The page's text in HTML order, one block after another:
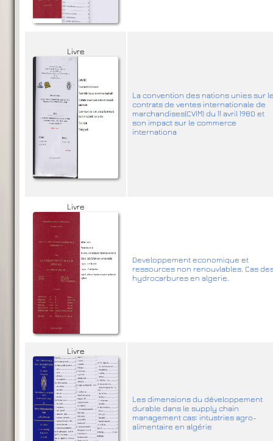
Livre
La convention des nations unies sur
contrats de ventes internationale de
marchandises(CVIM) du 11 avril 1980 et
son impact sur le commerce
internationa
Livre
Developpement economique et
ressources non renouvlables. Cas
hydrocarbures en algerie.
Livre
Les dimensions du développement
durable dans le supply chain
management cas: intustries agro-
alimentaire en algérie